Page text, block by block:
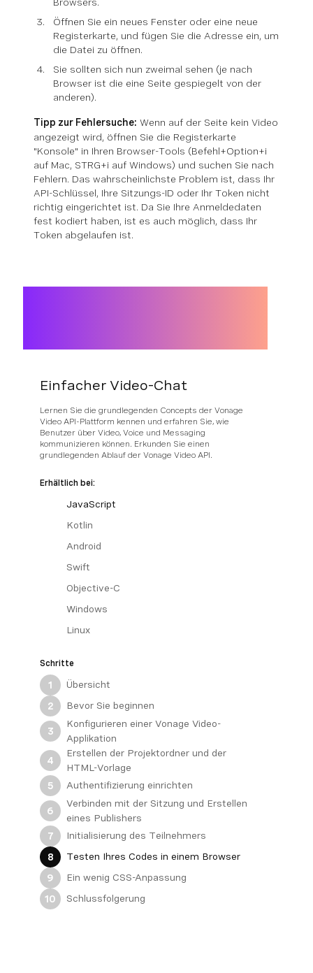
Öffnen Sie ein neues Fenster oder eine neue
Registerkarte, und fügen Sie die Adresse ein, um
die Datei zu öffnen.
Sie sollten sich nun zweimal sehen (je nach
Browser ist die eine Seite gespiegelt von der
anderen).
Tipp zur Fehlersuche: Wenn auf der Seite kein Video
angezeigt wird, öffnen Sie die Registerkarte
"Konsole" in Ihren Browser-Tools (Befehl+Option+i
auf Mac, STRG+i auf Windows) und suchen Sie nach
Fehlern. Das wahrscheinlichste Problem ist, dass Ihr
API-Schlüssel, Ihre Sitzungs-ID oder Ihr Token nicht
richtig eingerichtet ist. Da Sie Ihre Anmeldedaten
fest kodiert haben, ist es auch möglich, dass Ihr
Token abgelaufen ist.
Einfacher Video-Chat
Lernen Sie die grundlegenden Concepts der Vonage
Video API-Plattform kennen und erfahren Sie, wie
Benutzer über Video, Voice und Messaging
kommunizieren können. Erkunden Sie einen
grundlegenden Ablauf der Vonage Video API.
Erhältlich bei:
JavaScript
Kotlin
Android
Swift
Objective-C
Windows
Linux
Schritte
1
Übersicht
2
Bevor Sie beginnen
3
Konfigurieren einer Vonage Video-
Applikation
4
Erstellen der Projektordner und der
HTML-Vorlage
5
Authentifizierung einrichten
6
Verbinden mit der Sitzung und Erstellen
eines Publishers
7
Initialisierung des Teilnehmers
8
Testen Ihres Codes in einem Browser
9
Ein wenig CSS-Anpassung
10
Schlussfolgerung